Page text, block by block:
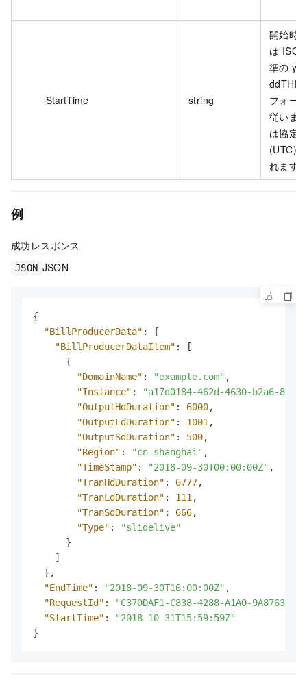
StartTime string
開始時
は ISO
準の
フォー
従いま
は協定
(UTC)
れます
例
成功レスポンス
JSON JSON
{
"BillProducerData" :
{
"BillProducerDataItem" :
[
{
"DomainName" : "example.com" ,
"Instance" :
"a17d0184-462d-4630-b2a6-
"OutputHdDuration" : 6000,
"OutputLdDuration" : 1001 ,
"OutputSdDuration" : 500,
"Region" : "cn-shanghai" ,
"TimeStamp" : "2018-09-30T00:00:00Z" ,
"TranHdDuration" : 6777,
"TranLdDuration" : 111 ,
"TranSdDuration" : 666,
"Type" :
"slidelive"
}
]
} ,
"EndTime" : "2018-09-30T16:00:00Z" ,
"RequestId" :
"C370DAF1-C838-4288-A1A0-
"StartTime" :
"2018-10-31T15:59:59Z"
}